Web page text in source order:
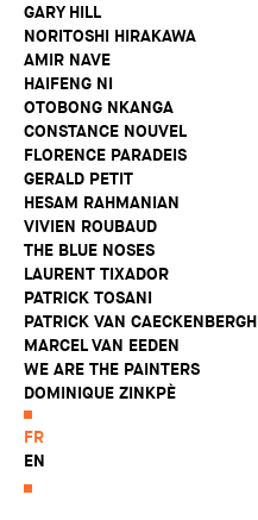
GARY HILL
NORITOSHI HIRAKAWA
AMIR NAVE
HAIFENG NI
OTOBONG NKANGA
CONSTANCE NOUVEL
FLORENCE PARADEIS
GERALD PETIT
HESAM RAHMANIAN
VIVIEN ROUBAUD
THE BLUE NOSES
LAURENT TIXADOR
PATRICK TOSANI
PATRICK VAN CAECKENBERGH
MARCEL VAN EEDEN
WE ARE THE PAINTERS
DOMINIQUE ZINKPÈ
FR
EN